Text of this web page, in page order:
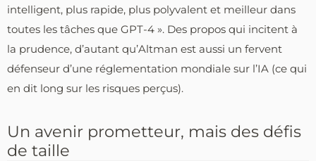
intelligent, plus rapide, plus polyvalent et meilleur dans
toutes les tâches que GPT-4 ». Des propos qui incitent à
la prudence, d’autant qu’Altman est aussi un fervent
défenseur d’une réglementation mondiale sur l’IA (ce qui
en dit long sur les risques perçus).
Un avenir prometteur, mais des défis
de taille